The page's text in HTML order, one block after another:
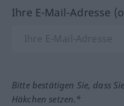
Ihre E-Mail-Adresse
Bitte bestätigen Sie, dass
Häkchen setzen.*